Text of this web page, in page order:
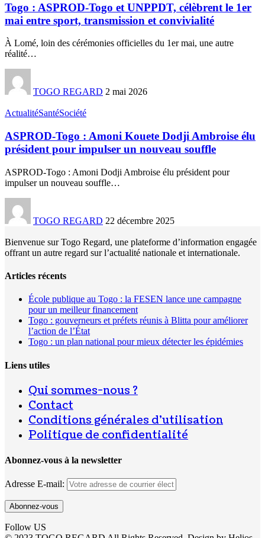
Togo : ASPROD-Togo et UNPPDT, célèbrent le 1er
mai entre sport, transmission et convivialité
À Lomé, loin des cérémonies officielles du 1er mai, une autre
réalité…
TOGO REGARD 2 mai 2026
ActualitéSantéSociété
ASPROD-Togo : Amoni Kouete Dodji Ambroise élu
président pour impulser un nouveau souffle
ASPROD-Togo : Amoni Dodji Ambroise élu président pour
impulser un nouveau souffle…
TOGO REGARD 22 décembre 2025
Bienvenue sur Togo Regard, une plateforme d’information engagée
offrant un autre regard sur l’actualité nationale et internationale.
Articles récents
École publique au Togo : la FESEN lance une campagne
pour un meilleur financement
Togo : gouverneurs et préfets réunis à Blitta pour améliorer
l’action de l’État
Togo : un plan national pour mieux détecter les épidémies
Liens utiles
Qui sommes-nous ?
Contact
Conditions générales d’utilisation
Politique de confidentialité
Abonnez-vous à la newsletter
Adresse E-mail:
Follow US